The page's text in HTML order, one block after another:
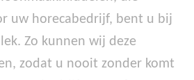
uw horecabedrijf, bent u bij
Zo kunnen wij deze
zodat u nooit zonder komt